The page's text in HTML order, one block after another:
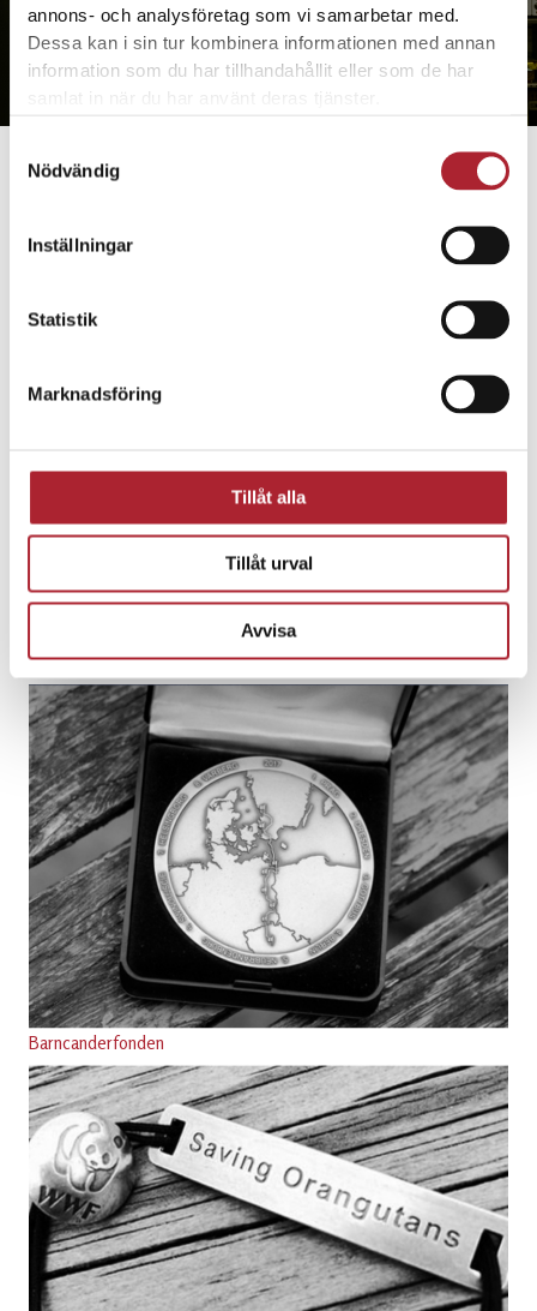
annons- och analysföretag som vi samarbetar med.
Dessa kan i sin tur kombinera informationen med annan
information som du har tillhandahållit eller som de har
samlat in när du har använt deras tjänster.
Nödvändig
Inställningar
Statistik
Marknadsföring
Tillåt alla
Tillåt urval
Avvisa
Barncanderfonden